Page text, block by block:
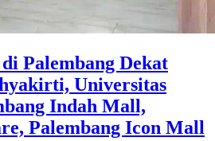
Palembang Dekat
Universitas
Indah Mall,
Palembang Icon Mall